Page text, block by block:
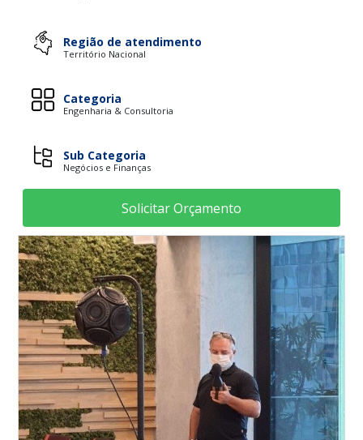
Região de atendimento
Território Nacional
Categoria
Engenharia & Consultoria
Sub Categoria
Negócios e Finanças
Solicitar Orçamento